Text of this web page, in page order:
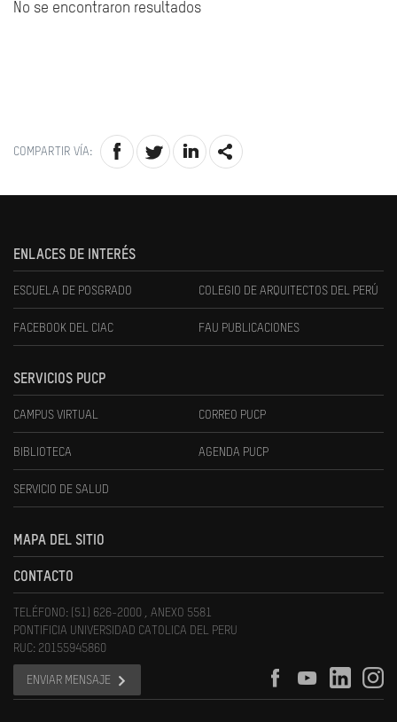
No se encontraron resultados
COMPARTIR VÍA:
ENLACES DE INTERÉS
ESCUELA DE POSGRADO COLEGIO DE ARQUITECTOS DEL PERÚ
FACEBOOK DEL CIAC FAU PUBLICACIONES
SERVICIOS PUCP
CAMPUS VIRTUAL CORREO PUCP
BIBLIOTECA AGENDA PUCP
SERVICIO DE SALUD
MAPA DEL SITIO
CONTACTO
TELÉFONO: (51) 626-2000 , ANEXO 5581
PONTIFICIA UNIVERSIDAD CATOLICA DEL PERU
RUC: 20155945860
ENVIAR MENSAJE